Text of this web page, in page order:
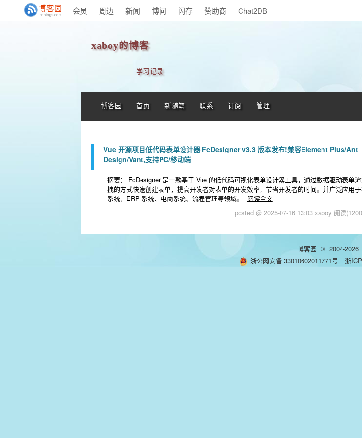
会员 周边 新闻 博问 闪存 赞助商 Chat2DB
xaboy的博客
学习记录
博客园 首页 新随笔 联系 订阅 管理
Vue 开源项目低代码表单设计器 FcDesigner v3.3 版本发布!兼容Element Plus/Ant
Design/Vant,支持PC/移动端
摘要： FcDesigner 是一款基于 Vue 的低代码可视化表单设计器工具，通过数据驱动表单
拽的方式快速创建表单，提高开发者对表单的开发效率，节省开发者的时间。并广泛应用
系统、ERP 系统、电商系统、流程管理等领域。
阅读全文
posted @ 2025-07-16 13:03 xaboy 阅读
博客园 © 2004-2026
浙公网安备 33010602011771号
浙